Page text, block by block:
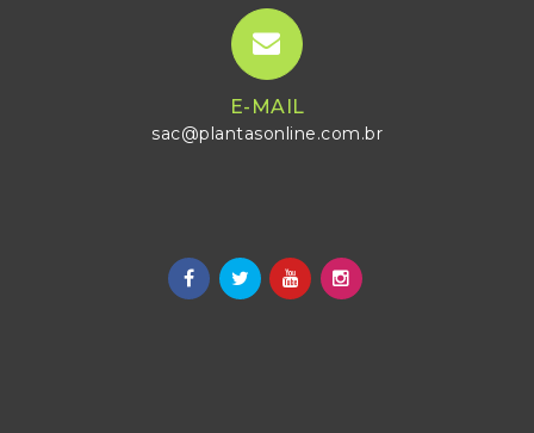
E-MAIL
sac@plantasonline.com.br